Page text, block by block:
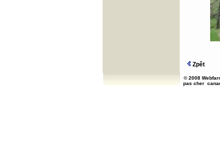
Zpět
© 2008
pas cher